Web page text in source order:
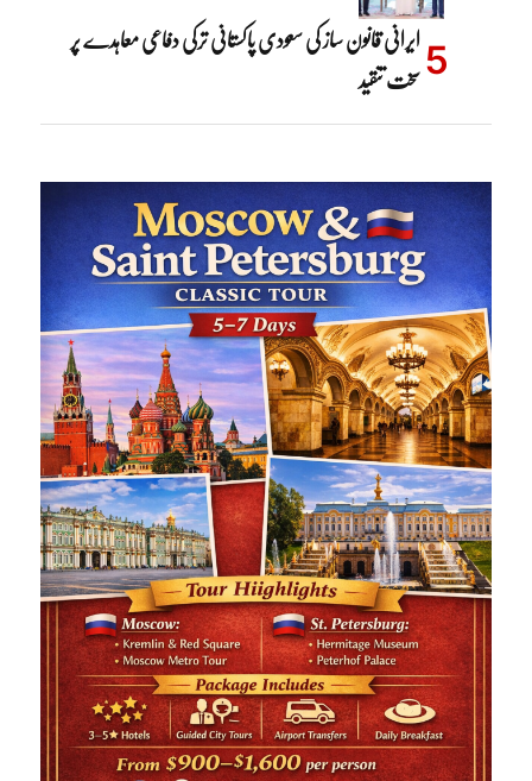
ایرانی قانون ساز کی سعودی پاکستانی ترکی دفاعی معاہدے پر
سخت تنقید